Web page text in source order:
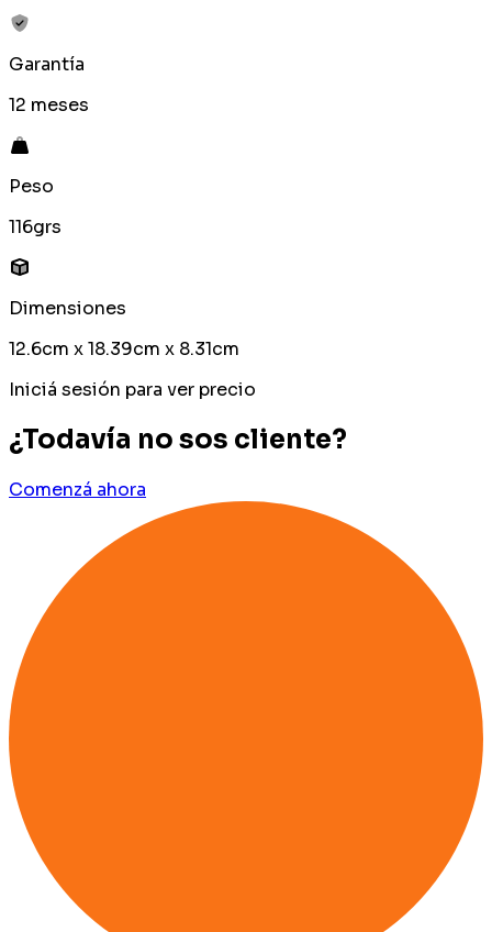
Garantía
12 meses
Peso
116grs
Dimensiones
12.6cm x 18.39cm x 8.31cm
Iniciá sesión para ver precio
¿Todavía no sos cliente?
Comenzá ahora